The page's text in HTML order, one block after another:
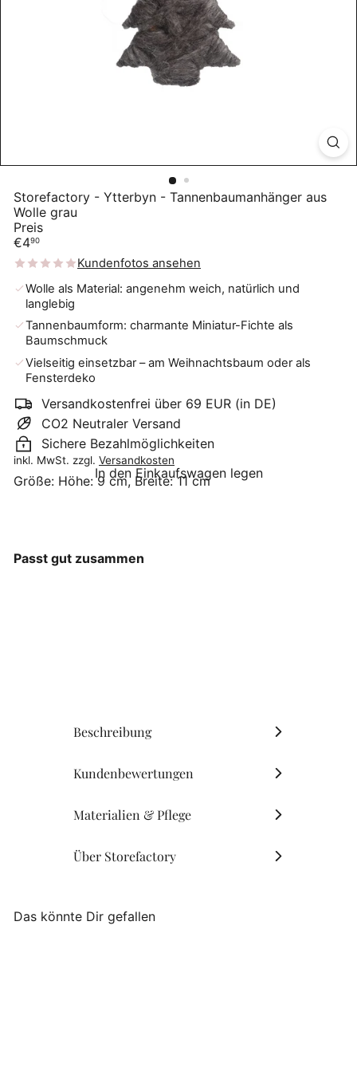
Storefactory - Ytterbyn - Tannenbaumanhänger aus
Wolle grau
Preis
Normaler
Preis
€490
Kundenfotos ansehen
Wolle als Material: angenehm weich, natürlich und
langlebig
Tannenbaumform: charmante Miniatur-Fichte als
Baumschmuck
Vielseitig einsetzbar – am Weihnachtsbaum oder als
Fensterdeko
Versandkostenfrei über 69 EUR (in DE)
CO2 Neutraler Versand
Sichere Bezahlmöglichkeiten
inkl. MwSt. zzgl. Versandkosten
In den Einkaufswagen legen
Größe: Höhe: 9 cm, Breite: 11 cm
Passt gut zusammen
Beschreibung
Kundenbewertungen
Materialien & Pflege
Über Storefactory
Das könnte Dir gefallen